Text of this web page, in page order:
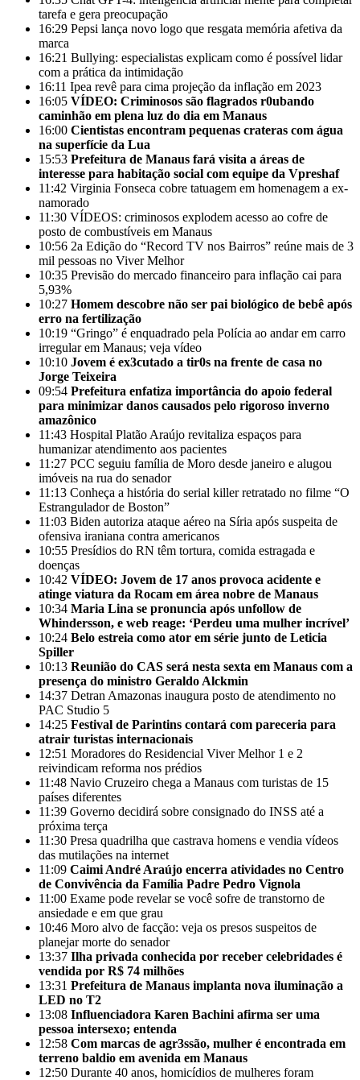
tarefa e gera preocupação
16:29 Pepsi lança novo logo que resgata memória afetiva da
marca
16:21 Bullying: especialistas explicam como é possível lidar
com a prática da intimidação
16:11 Ipea revê para cima projeção da inflação em 2023
16:05 VÍDEO: Criminosos são flagrados r0ubando
caminhão em plena luz do dia em Manaus
16:00 Cientistas encontram pequenas crateras com água
na superfície da Lua
15:53 Prefeitura de Manaus fará visita a áreas de
interesse para habitação social com equipe da Vpreshaf
11:42 Virginia Fonseca cobre tatuagem em homenagem a ex-
namorado
11:30 VÍDEOS: criminosos explodem acesso ao cofre de
posto de combustíveis em Manaus
10:56 2a Edição do “Record TV nos Bairros” reúne mais de 3
mil pessoas no Viver Melhor
10:35 Previsão do mercado financeiro para inflação cai para
5,93%
10:27 Homem descobre não ser pai biológico de bebê após
erro na fertilização
10:19 “Gringo” é enquadrado pela Polícia ao andar em carro
irregular em Manaus; veja vídeo
10:10 Jovem é ex3cutado a tir0s na frente de casa no
Jorge Teixeira
09:54 Prefeitura enfatiza importância do apoio federal
para minimizar danos causados pelo rigoroso inverno
amazônico
11:43 Hospital Platão Araújo revitaliza espaços para
humanizar atendimento aos pacientes
11:27 PCC seguiu família de Moro desde janeiro e alugou
imóveis na rua do senador
11:13 Conheça a história do serial killer retratado no filme “O
Estrangulador de Boston”
11:03 Biden autoriza ataque aéreo na Síria após suspeita de
ofensiva iraniana contra americanos
10:55 Presídios do RN têm tortura, comida estragada e
doenças
10:42 VÍDEO: Jovem de 17 anos provoca acidente e
atinge viatura da Rocam em área nobre de Manaus
10:34 Maria Lina se pronuncia após unfollow de
Whindersson, e web reage: ‘Perdeu uma mulher incrível’
10:24 Belo estreia como ator em série junto de Leticia
Spiller
10:13 Reunião do CAS será nesta sexta em Manaus com a
presença do ministro Geraldo Alckmin
14:37 Detran Amazonas inaugura posto de atendimento no
PAC Studio 5
14:25 Festival de Parintins contará com pareceria para
atrair turistas internacionais
12:51 Moradores do Residencial Viver Melhor 1 e 2
reivindicam reforma nos prédios
11:48 Navio Cruzeiro chega a Manaus com turistas de 15
países diferentes
11:39 Governo decidirá sobre consignado do INSS até a
próxima terça
11:30 Presa quadrilha que castrava homens e vendia vídeos
das mutilações na internet
11:09 Caimi André Araújo encerra atividades no Centro
de Convivência da Família Padre Pedro Vignola
11:00 Exame pode revelar se você sofre de transtorno de
ansiedade e em que grau
10:46 Moro alvo de facção: veja os presos suspeitos de
planejar morte do senador
13:37 Ilha privada conhecida por receber celebridades é
vendida por R$ 74 milhões
13:31 Prefeitura de Manaus implanta nova iluminação a
LED no T2
13:08 Influenciadora Karen Bachini afirma ser uma
pessoa intersexo; entenda
12:58 Com marcas de agr3ssão, mulher é encontrada em
terreno baldio em avenida em Manaus
12:50 Durante 40 anos, homicídios de mulheres foram